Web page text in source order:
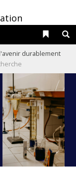
Liens
durablement